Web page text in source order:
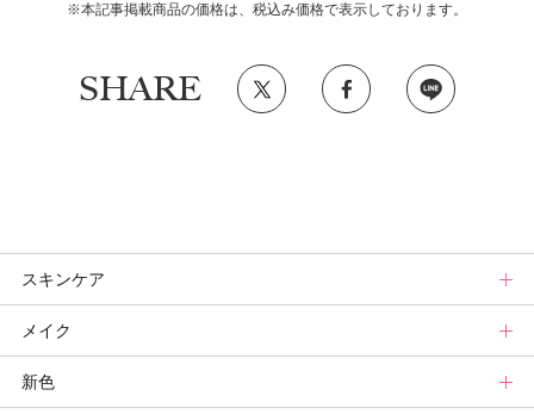
※本記事掲載商品の価格は、税込み価格で表示しております。
SHARE
スキンケア
スキンケアトップ
ニュース
メイク
メイクトップ
新色